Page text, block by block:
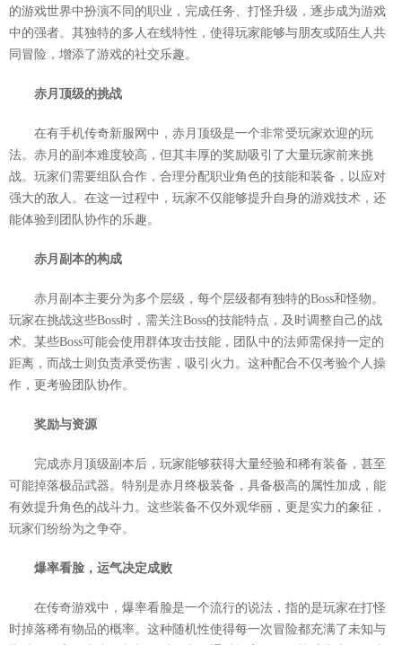
的游戏世界中扮演不同的职业，完成任务、打怪升级，逐步成为游戏
中的强者。其独特的多人在线特性，使得玩家能够与朋友或陌生人共
同冒险，增添了游戏的社交乐趣。
赤月顶级的挑战
在有手机传奇新服网中，赤月顶级是一个非常受玩家欢迎的玩
法。赤月的副本难度较高，但其丰厚的奖励吸引了大量玩家前来挑
战。玩家们需要组队合作，合理分配职业角色的技能和装备，以应对
强大的敌人。在这一过程中，玩家不仅能够提升自身的游戏技术，还
能体验到团队协作的乐趣。
赤月副本的构成
赤月副本主要分为多个层级，每个层级都有独特的Boss和怪物。
玩家在挑战这些Boss时，需关注Boss的技能特点，及时调整自己的战
术。某些Boss可能会使用群体攻击技能，团队中的法师需保持一定的
距离，而战士则负责承受伤害，吸引火力。这种配合不仅考验个人操
作，更考验团队协作。
奖励与资源
完成赤月顶级副本后，玩家能够获得大量经验和稀有装备，甚至
可能掉落极品武器。特别是赤月终极装备，具备极高的属性加成，能
有效提升角色的战斗力。这些装备不仅外观华丽，更是实力的象征，
玩家们纷纷为之争夺。
爆率看脸，运气决定成败
在传奇游戏中，爆率看脸是一个流行的说法，指的是玩家在打怪
时掉落稀有物品的概率。这种随机性使得每一次冒险都充满了未知与